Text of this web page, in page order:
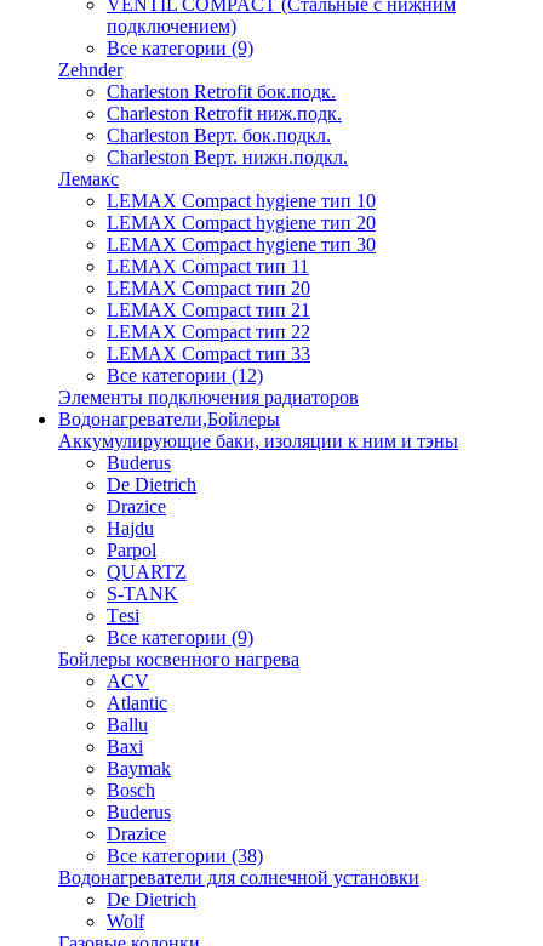
VENTIL COMPACT (Стальные с нижним
подключением)
Все категории (9)
Zehnder
Charleston Retrofit бок.подк.
Charleston Retrofit ниж.подк.
Charleston Верт. бок.подкл.
Charleston Верт. нижн.подкл.
Лемакс
LEMAX Compact hygiene тип 10
LEMAX Compact hygiene тип 20
LEMAX Compact hygiene тип 30
LEMAX Compact тип 11
LEMAX Compact тип 20
LEMAX Compact тип 21
LEMAX Compact тип 22
LEMAX Compact тип 33
Все категории (12)
Элементы подключения радиаторов
Водонагреватели,Бойлеры
Аккумулирующие баки, изоляции к ним и тэны
Buderus
De Dietrich
Drazice
Hajdu
Parpol
QUARTZ
S-TANK
Tеsi
Все категории (9)
Бойлеры косвенного нагрева
ACV
Atlantic
Ballu
Baxi
Baymak
Bosch
Buderus
Drazice
Все категории (38)
Водонагреватели для солнечной установки
De Dietrich
Wolf